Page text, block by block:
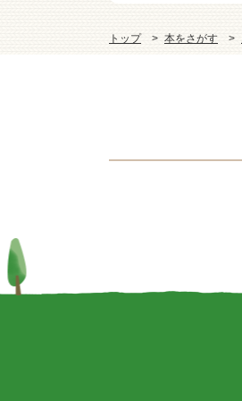
トップ 本をさがす